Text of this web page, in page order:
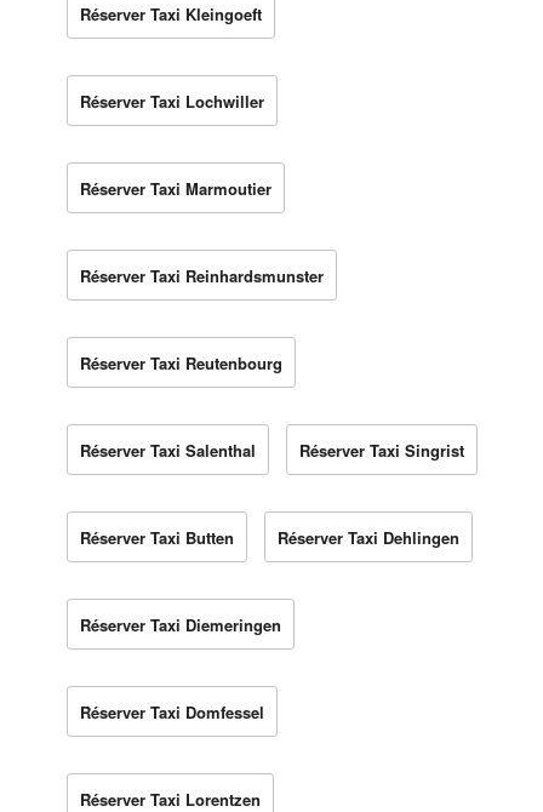
Réserver Taxi Kleingoeft
Réserver Taxi Lochwiller
Réserver Taxi Marmoutier
Réserver Taxi Reinhardsmunster
Réserver Taxi Reutenbourg
Réserver Taxi Salenthal Réserver Taxi Singrist
Réserver Taxi Butten Réserver Taxi Dehlingen
Réserver Taxi Diemeringen
Réserver Taxi Domfessel
Réserver Taxi Lorentzen